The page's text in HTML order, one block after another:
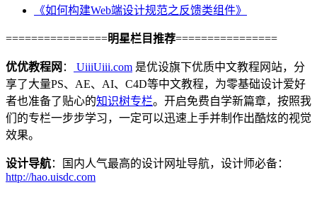
《如何构建Web端设计规范之反馈类组件》
================明星栏目推荐================
优优教程网 ： UiiiUiii.com 是优设旗下优质中文教程网站，分
享了大量PS、AE、AI、C4D等中文教程，为零基础设计爱好
者也准备了贴心的知识树专栏。开启免费自学新篇章，按照我
们的专栏一步步学习，一定可以迅速上手并制作出酷炫的视觉
效果。
设计导航：国内人气最高的设计网址导航，设计师必备：
http://hao.uisdc.com